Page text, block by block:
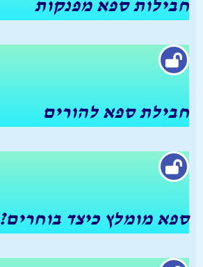
חבילות ספא מפנקות
חבילת ספא להורים
ספא מומלץ כיצד בוחרים?